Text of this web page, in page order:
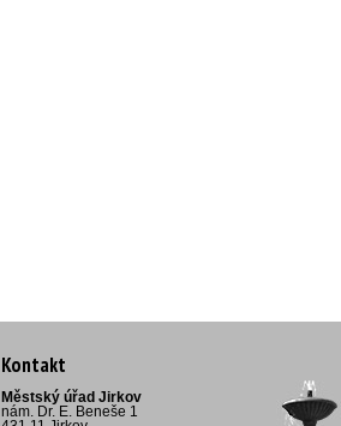
Kontakt
Městský úřad Jirkov
nám. Dr. E. Beneše 1